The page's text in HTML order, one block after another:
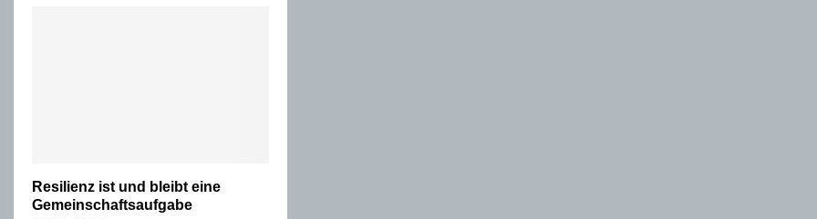
Resilienz ist und bleibt eine
Gemeinschaftsaufgabe